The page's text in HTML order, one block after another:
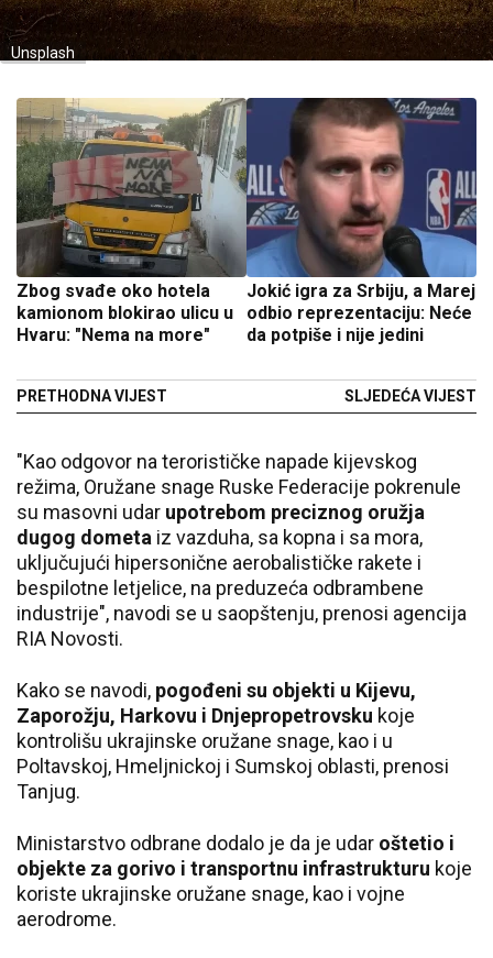
Unsplash
Zbog svađe oko hotela
kamionom blokirao ulicu u
Hvaru: "Nema na more"
PRETHODNA VIJEST
Jokić igra za Srbiju, a Marej
odbio reprezentaciju: Neće
da potpiše i nije jedini
SLJEDEĆA VIJEST
"Kao odgovor na terorističke napade kijevskog
režima, Oružane snage Ruske Federacije pokrenule
su masovni udar upotrebom preciznog oružja
dugog dometa iz vazduha, sa kopna i sa mora,
uključujući hipersonične aerobalističke rakete i
bespilotne letjelice, na preduzeća odbrambene
industrije", navodi se u saopštenju, prenosi agencija
RIA Novosti.
Kako se navodi, pogođeni su objekti u Kijevu,
Zaporožju, Harkovu i Dnjepropetrovsku koje
kontrolišu ukrajinske oružane snage, kao i u
Poltavskoj, Hmeljnickoj i Sumskoj oblasti, prenosi
Tanjug.
Ministarstvo odbrane dodalo je da je udar oštetio i
objekte za gorivo i transportnu infrastrukturu koje
koriste ukrajinske oružane snage, kao i vojne
aerodrome.